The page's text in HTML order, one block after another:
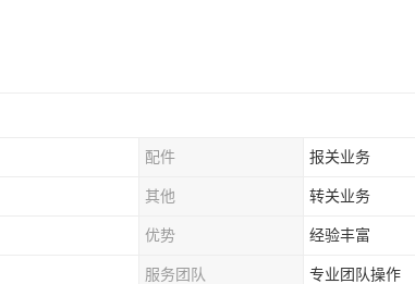
配件 报关业务
其他 转关业务
优势 经验丰富
服务团队 专业团队操作